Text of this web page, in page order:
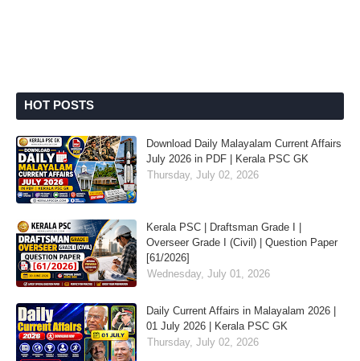
HOT POSTS
Download Daily Malayalam Current Affairs
July 2026 in PDF | Kerala PSC GK
Thursday, July 02, 2026
Kerala PSC | Draftsman Grade I |
Overseer Grade I (Civil) | Question Paper
[61/2026]
Wednesday, July 01, 2026
Daily Current Affairs in Malayalam 2026 |
01 July 2026 | Kerala PSC GK
Thursday, July 02, 2026